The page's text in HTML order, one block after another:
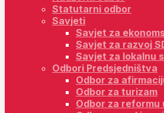
Statutarni odbor
Savjeti
Savjet za
Savjet za razvoj
Savjet za lokalnu
Odbori Predsjedništva
Odbor za
Odbor za turizam
Odbor za